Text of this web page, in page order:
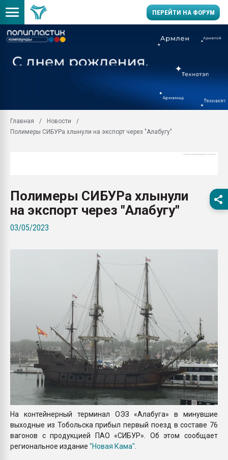
ПЕРЕЙТИ НА ФОРУМ
умельцы изготовили
колонок полностью из
Продажа готового
производство SPC
29.07.2026 ФРП помог
ближайшее
Подмосковье, Москва
28.07.2026
Главная
Новости
Полимеры СИБУРа хлынули на экспорт через "Алабугу"
Полимеры СИБУРа хлынули
на экспорт через "Алабугу"
03/05/2023
На контейнерный терминал ОЭЗ «Алабуга» в минувшие
выходные из Тобольска прибыл первый поезд в составе 76
вагонов с продукцией ПАО «СИБУР». Об этом сообщает
региональное издание "Новая Кама"